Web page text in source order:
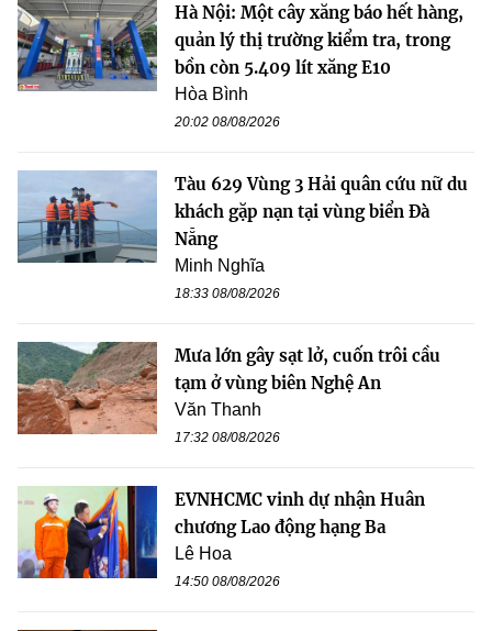
Hà Nội: Một cây xăng báo hết hàng,
quản lý thị trường kiểm tra, trong
bồn còn 5.409 lít xăng E10
Hòa Bình
20:02 08/08/2026
Tàu 629 Vùng 3 Hải quân cứu nữ du
khách gặp nạn tại vùng biển Đà
Nẵng
Minh Nghĩa
18:33 08/08/2026
Mưa lớn gây sạt lở, cuốn trôi cầu
tạm ở vùng biên Nghệ An
Văn Thanh
17:32 08/08/2026
EVNHCMC vinh dự nhận Huân
chương Lao động hạng Ba
Lê Hoa
14:50 08/08/2026